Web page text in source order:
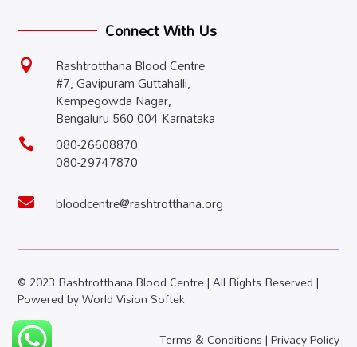
Connect With Us
 Rashtrotthana Blood Centre
#7, Gavipuram Guttahalli,
Kempegowda Nagar,
Bengaluru 560 004 Karnataka
 080-26608870
080-29747870
 bloodcentre@rashtrotthana.org
© 2023 Rashtrotthana Blood Centre | All Rights Reserved |
Powered byWorld Vision Softek
Terms & Conditions|Privacy Policy